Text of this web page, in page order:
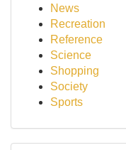
News
Recreation
Reference
Science
Shopping
Society
Sports